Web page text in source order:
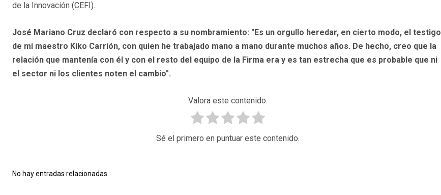
de la Innovación (CEFI).
José Mariano Cruz declaró con respecto a su nombramiento: "Es un orgullo heredar, en cierto modo, el testigo
de mi maestro Kiko Carrión, con quien he trabajado mano a mano durante muchos años. De hecho, creo que la
relación que mantenía con él y con el resto del equipo de la Firma era y es tan estrecha que es probable que ni
el sector ni los clientes noten el cambio".
Valora este contenido.
Sé el primero en puntuar este contenido.
No hay entradas relacionadas